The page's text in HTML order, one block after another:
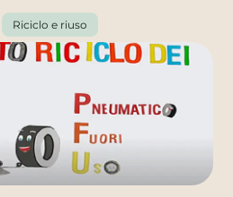
Riciclo e riuso